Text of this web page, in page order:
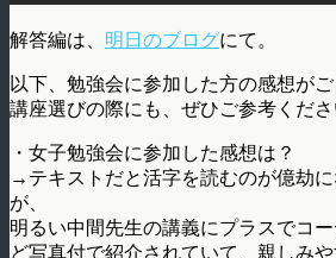
解答編は、 明日のブログにて。
以下、勉強会に参加した方の感想がご
講座選びの際にも、ぜひご参考くださ
・女子勉強会に参加した感想は？
→テキストだと活字を読むのが億劫
が、
明るい中間先生の講義にプラスでコ
ど写真付で紹介されていて、親しみ